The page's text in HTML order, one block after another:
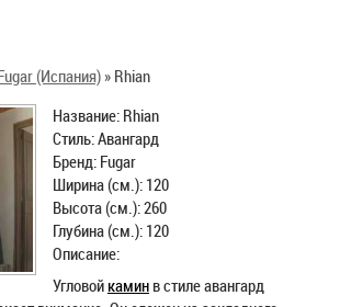
(Испания)» Rhian
Название: Rhian
Стиль: Авангард
Бренд: Fugar
Ширина (см.): 120
Высота (см.): 260
Глубина (см.): 120
Описание:
Угловой камин в стиле авангард